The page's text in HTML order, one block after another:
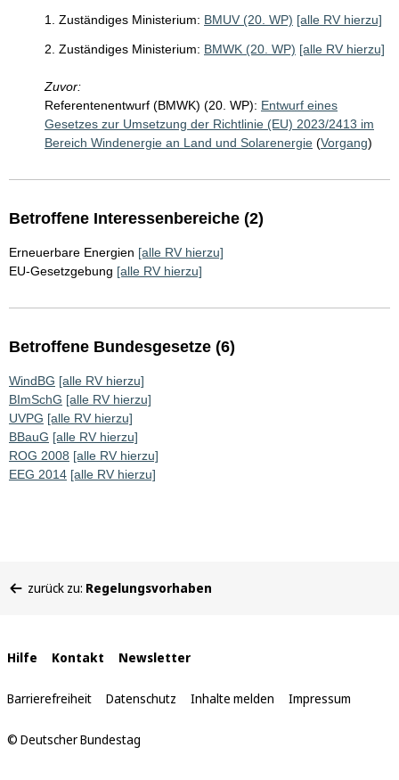
1. Zuständiges Ministerium: BMUV (20. WP) [alle RV hierzu]
2. Zuständiges Ministerium: BMWK (20. WP) [alle RV hierzu]
Zuvor:
Referentenentwurf (BMWK) (20. WP): Entwurf eines
Gesetzes zur Umsetzung der Richtlinie (EU) 2023/2413 im
Bereich Windenergie an Land und Solarenergie (Vorgang)
Betroffene Interessenbereiche (2)
Erneuerbare Energien [alle RV hierzu]
EU-Gesetzgebung [alle RV hierzu]
Betroffene Bundesgesetze (6)
WindBG [alle RV hierzu]
BImSchG [alle RV hierzu]
UVPG [alle RV hierzu]
BBauG [alle RV hierzu]
ROG 2008 [alle RV hierzu]
EEG 2014 [alle RV hierzu]
befinden
zurück zu: Regelungsvorhaben
Interne
Links
Hilfe Kontakt Newsletter
Barrierefreiheit Datenschutz Inhalte melden Impressum
© Deutscher Bundestag